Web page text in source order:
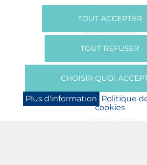
Commerces
Bureaux
RÉFÉRENCES
SUR NOUS
Presse
BOOKING
NEWS
PARTENAIRES
TOUT ACCEPTER
TOUT REFUSER
CHOISIR QUOI
Plus d'information Politique
cookies